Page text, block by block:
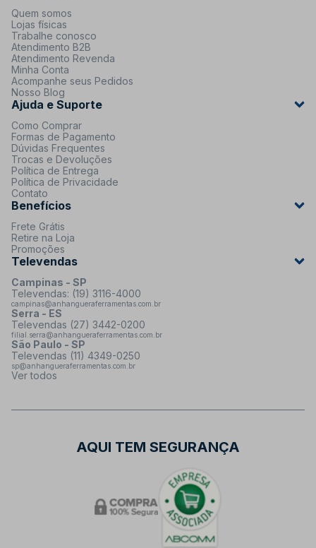
Quem somos
Lojas físicas
Trabalhe conosco
Atendimento B2B
Atendimento Revenda
Minha Conta
Acompanhe seus Pedidos
Nosso Blog
Ajuda e Suporte
Como Comprar
Formas de Pagamento
Dúvidas Frequentes
Trocas e Devoluções
Política de Entrega
Política de Privacidade
Contato
Benefícios
Frete Grátis
Retire na Loja
Promoções
Televendas
Campinas - SP
Televendas: (19) 3116-4000
campinas@anhangueraferramentas.com.br
Serra - ES
Televendas (27) 3442-0200
filial.serra@anhangueraferramentas.com.br
São Paulo - SP
Televendas (11) 4349-0250
sp@anhangueraferramentas.com.br
Ver todos
AQUI TEM SEGURANÇA